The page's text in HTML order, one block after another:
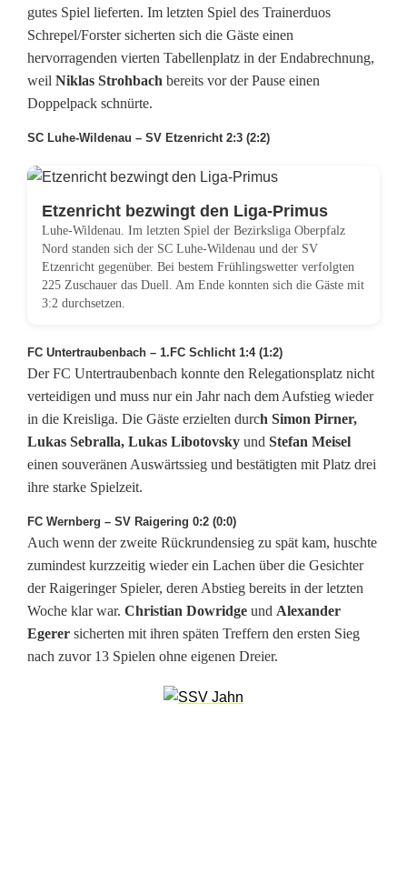
n
g
f
D
W
e
r
n
b
e
r
g
gutes Spiel lieferten. Im letzten Spiel des Trainerduos
Schrepel/Forster sicherten sich die Gäste einen
hervorragenden vierten Tabellenplatz in der Endabrechnung,
weil Niklas Strohbach bereits vor der Pause einen
Doppelpack schnürte.
SC Luhe-Wildenau – SV Etzenricht 2:3 (2:2)
Etzenricht bezwingt den Liga-Primus
Luhe-Wildenau. Im letzten Spiel der Bezirksliga Oberpfalz
Nord standen sich der SC Luhe-Wildenau und der SV
Etzenricht gegenüber. Bei bestem Frühlingswetter verfolgten
225 Zuschauer das Duell. Am Ende konnten sich die Gäste mit
3:2 durchsetzen.
FC Untertraubenbach – 1.FC Schlicht 1:4 (1:2)
Der FC Untertraubenbach konnte den Relegationsplatz nicht
verteidigen und muss nur ein Jahr nach dem Aufstieg wieder
in die Kreisliga. Die Gäste erzielten durch Simon Pirner,
Lukas Sebralla, Lukas Libotovsky und Stefan Meisel
einen souveränen Auswärtssieg und bestätigten mit Platz drei
ihre starke Spielzeit.
FC Wernberg – SV Raigering 0:2 (0:0)
Auch wenn der zweite Rückrundensieg zu spät kam, huschte
zumindest kurzzeitig wieder ein Lachen über die Gesichter
der Raigeringer Spieler, deren Abstieg bereits in der letzten
Woche klar war. Christian Dowridge und Alexander
Egerer sicherten mit ihren späten Treffern den ersten Sieg
nach zuvor 13 Spielen ohne eigenen Dreier.